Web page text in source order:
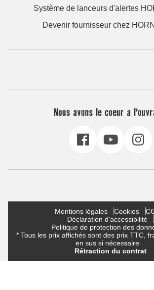
Système de lanceurs d'alertes
Devenir fournisseur chez
Nous avons le coeur a
Mentions légales Cookies
Déclaration d'accessibilité
Politique de protection des
* Tous les prix affichés sont des prix TTC,
en sus si nécessaire
Rétraction du contrat